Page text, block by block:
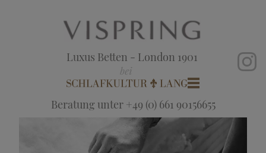
Luxus Betten - London 1901
Beratung unter +49 (0) 661 90156655